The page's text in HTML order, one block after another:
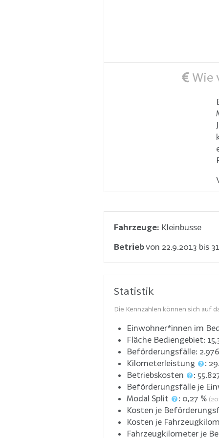
Wie
Fahrzeuge: Kleinbusse
Betriebvon 22.9.2013 bis
Statistik
Die Kennzahlen können sich auf
Einwohner*innen im
Fläche Bediengebiet:
Beförderungsfälle:
Kilometerleistung
:
Betriebskosten
:
Beförderungsfälle je
Modal Split
: 0,27 %
Kosten je
Kosten je
Fahrzeugkilometer je